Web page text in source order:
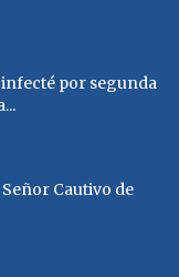
por segunda
Cautivo de